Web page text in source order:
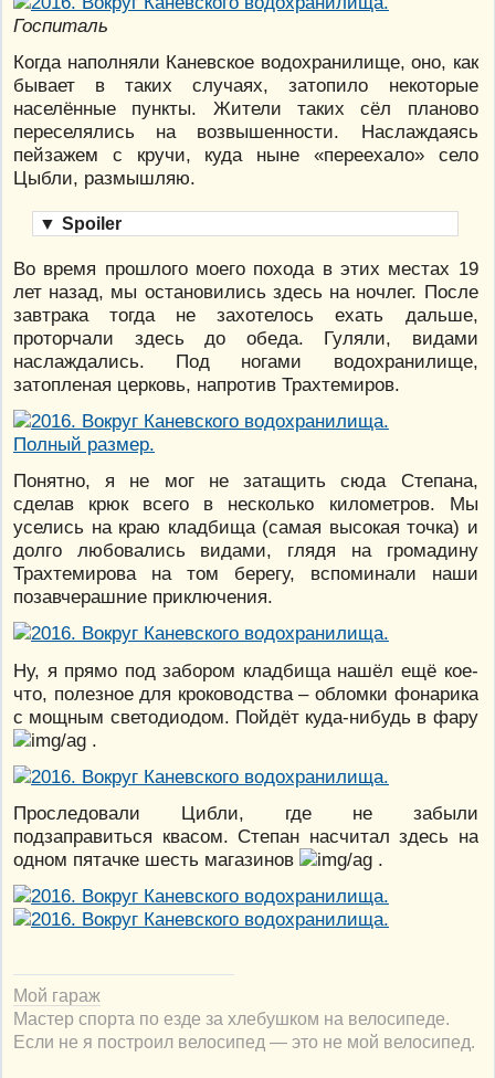
Госпиталь
Когда наполняли Каневское водохранилище, оно, как
бывает в таких случаях, затопило некоторые
населённые пункты. Жители таких сёл планово
переселялись на возвышенности. Наслаждаясь
пейзажем с кручи, куда ныне «переехало» село
Цыбли, размышляю.
▼ Spoiler
Во время прошлого моего похода в этих местах 19
лет назад, мы остановились здесь на ночлег. После
завтрака тогда не захотелось ехать дальше,
проторчали здесь до обеда. Гуляли, видами
наслаждались. Под ногами водохранилище,
затопленая церковь, напротив Трахтемиров.
Полный размер.
Понятно, я не мог не затащить сюда Степана,
сделав крюк всего в несколько километров. Мы
уселись на краю кладбища (самая высокая точка) и
долго любовались видами, глядя на громадину
Трахтемирова на том берегу, вспоминали наши
позавчерашние приключения.
Ну, я прямо под забором кладбища нашёл ещё кое-
что, полезное для кроководства – обломки фонарика
с мощным светодиодом. Пойдёт куда-нибудь в фару
.
Проследовали Цибли, где не забыли
подзаправиться квасом. Степан насчитал здесь на
одном пятачке шесть магазинов
.
Мой гараж
Мастер спорта по езде за хлебушком на велосипеде.
Если не я построил велосипед — это не мой велосипед.